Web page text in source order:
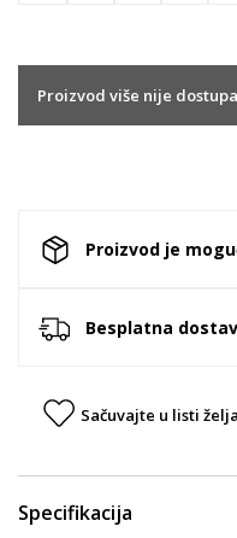
Proizvod više nije
Proizvod je
Besplatna
Sačuvajte u listi želja
Specifikacija